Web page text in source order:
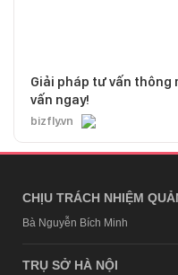
Giải pháp tư vấn thông
vấn ngay!
bizfly.vn
CHỊU TRÁCH NHIỆM
Bà Nguyễn Bích Minh
TRỤ SỞ HÀ NỘI